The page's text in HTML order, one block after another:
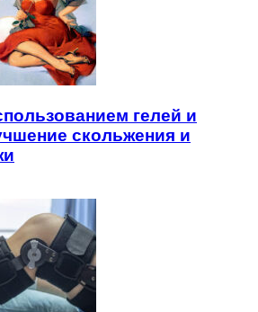
гелей и
скольжения и